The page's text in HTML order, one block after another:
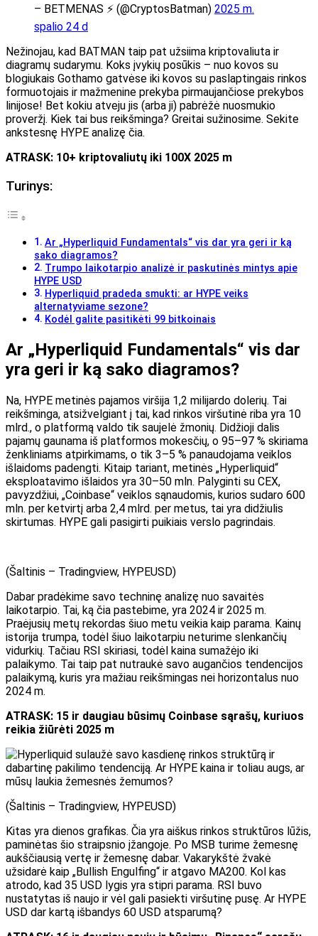
– BETMENAS ⚡ (@CryptosBatman) 2025 m.
spalio 24 d
Nežinojau, kad BATMAN taip pat užsiima kriptovaliuta ir
diagramų sudarymu. Koks įvykių posūkis – nuo ​​kovos su
blogiukais Gothamo gatvėse iki kovos su paslaptingais rinkos
formuotojais ir mažmenine prekyba pirmaujančiose prekybos
linijose! Bet kokiu atveju jis (arba ji) pabrėžė nuosmukio
proveržį. Kiek tai bus reikšminga? Greitai sužinosime. Sekite
ankstesnę HYPE analizę čia.
ATRASK: 10+ kriptovaliutų iki 100X 2025 m
Turinys:
Ar „Hyperliquid Fundamentals“ vis dar yra geri ir ką
sako diagramos?
Trumpo laikotarpio analizė ir paskutinės mintys apie
HYPE USD
Hyperliquid pradeda smukti: ar HYPE veiks
alternatyviame sezone?
Kodėl galite pasitikėti 99 bitkoinais
Ar „Hyperliquid Fundamentals“ vis dar
yra geri ir ką sako diagramos?
Na, HYPE metinės pajamos viršija 1,2 milijardo dolerių. Tai
reikšminga, atsižvelgiant į tai, kad rinkos viršutinė riba yra 10
mlrd., o platformą valdo tik saujelė žmonių. Didžioji dalis
pajamų gaunama iš platformos mokesčių, o 95–97 % skiriama
ženkliniams atpirkimams, o tik 3–5 % panaudojama veiklos
išlaidoms padengti. Kitaip tariant, metinės „Hyperliquid“
eksploatavimo išlaidos yra 30–50 mln. Palyginti su CEX,
pavyzdžiui, „Coinbase“ veiklos sąnaudomis, kurios sudaro 600
mln. per ketvirtį arba 2,4 mlrd. per metus, tai yra didžiulis
skirtumas. HYPE gali pasigirti puikiais verslo pagrindais.
(Šaltinis – Tradingview, HYPEUSD)
Dabar pradėkime savo techninę analizę nuo savaitės
laikotarpio. Tai, ką čia pastebime, yra 2024 ir 2025 m.
Praėjusių metų rekordas šiuo metu veikia kaip parama. Kainų
istorija trumpa, todėl šiuo laikotarpiu neturime slenkančių
vidurkių. Tačiau RSI skiriasi, todėl kaina sumažėjo iki
palaikymo. Tai taip pat nutraukė savo augančios tendencijos
palaikymą, kuris yra mažiau reikšmingas nei horizontalus nuo
2024 m.
ATRASK: 15 ir daugiau būsimų Coinbase sąrašų, kuriuos
reikia žiūrėti 2025 m
(Šaltinis – Tradingview, HYPEUSD)
Kitas yra dienos grafikas. Čia yra aiškus rinkos struktūros lūžis,
paminėtas šio straipsnio įžangoje. Po MSB turime žemesnę
aukščiausią vertę ir žemesnę dabar. Vakarykštė žvakė
užsidarė kaip „Bullish Engulfing“ ir atgavo MA200. Kol kas
atrodo, kad 35 USD lygis yra stipri parama. RSI buvo
nustatytas iš naujo ir vėl gali pasiekti viršutinę pusę. Ar HYPE
USD dar kartą išbandys 60 USD atsparumą?